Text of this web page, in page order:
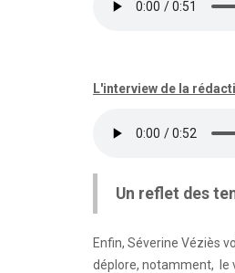
L'interview de la
Un reflet des
Enfin, Séverine Véziès
déplore, notamment, le